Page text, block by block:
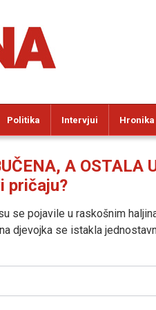
Politika Intervjui Hronika
A
pričaju?
se pojavile u raskošnim
djevojka se istakla